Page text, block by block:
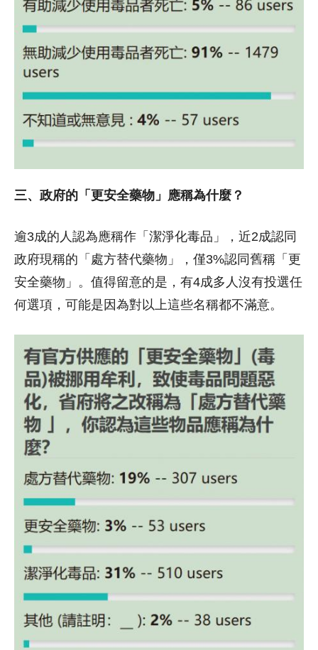
三、政府的「更安全藥物」應稱為什麼？
逾3成的人認為應稱作「潔淨化毒品」，近2成認同
政府現稱的「處方替代藥物」，僅3%認同舊稱「更
安全藥物」。值得留意的是，有4成多人沒有投選任
何選項，可能是因為對以上這些名稱都不滿意。